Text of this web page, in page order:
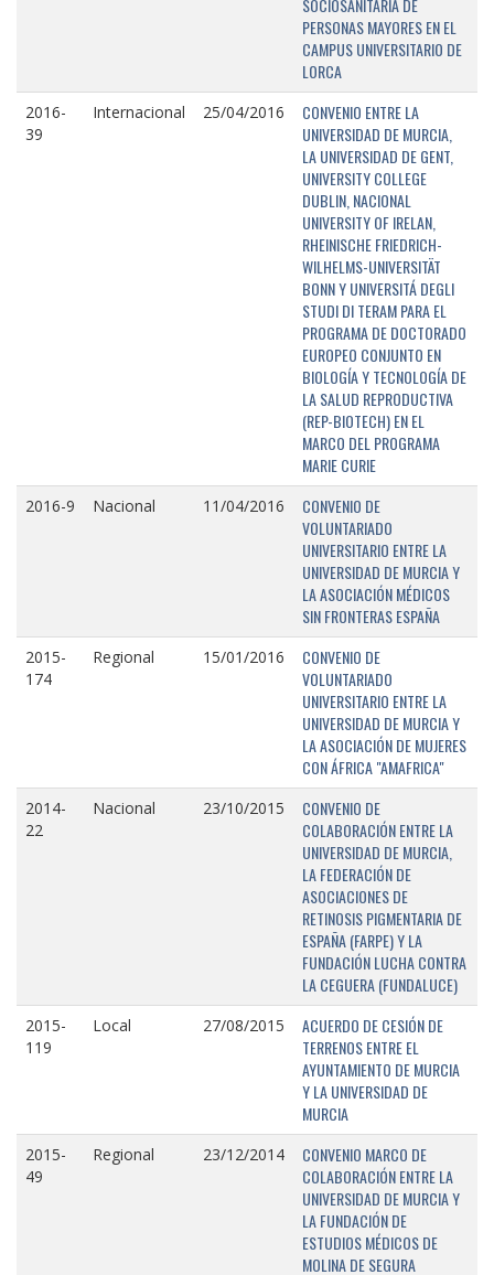
SOCIOSANITARIA DE
PERSONAS MAYORES EN EL
CAMPUS UNIVERSITARIO DE
LORCA
2016-
39
Internacional 25/04/2016
CONVENIO ENTRE LA
UNIVERSIDAD DE MURCIA,
LA UNIVERSIDAD DE GENT,
UNIVERSITY COLLEGE
DUBLIN, NACIONAL
UNIVERSITY OF IRELAN,
RHEINISCHE FRIEDRICH-
WILHELMS-UNIVERSITÄT
BONN Y UNIVERSITÁ DEGLI
STUDI DI TERAM PARA EL
PROGRAMA DE DOCTORADO
EUROPEO CONJUNTO EN
BIOLOGÍA Y TECNOLOGÍA DE
LA SALUD REPRODUCTIVA
(REP-BIOTECH) EN EL
MARCO DEL PROGRAMA
MARIE CURIE
2016-9 Nacional 11/04/2016
CONVENIO DE
VOLUNTARIADO
UNIVERSITARIO ENTRE LA
UNIVERSIDAD DE MURCIA Y
LA ASOCIACIÓN MÉDICOS
SIN FRONTERAS ESPAÑA
2015-
174
Regional 15/01/2016
CONVENIO DE
VOLUNTARIADO
UNIVERSITARIO ENTRE LA
UNIVERSIDAD DE MURCIA Y
LA ASOCIACIÓN DE MUJERES
CON ÁFRICA "AMAFRICA"
2014-
22
Nacional 23/10/2015
CONVENIO DE
COLABORACIÓN ENTRE LA
UNIVERSIDAD DE MURCIA,
LA FEDERACIÓN DE
ASOCIACIONES DE
RETINOSIS PIGMENTARIA DE
ESPAÑA (FARPE) Y LA
FUNDACIÓN LUCHA CONTRA
LA CEGUERA (FUNDALUCE)
2015-
119
Local 27/08/2015
ACUERDO DE CESIÓN DE
TERRENOS ENTRE EL
AYUNTAMIENTO DE MURCIA
Y LA UNIVERSIDAD DE
MURCIA
2015-
49
Regional 23/12/2014
CONVENIO MARCO DE
COLABORACIÓN ENTRE LA
UNIVERSIDAD DE MURCIA Y
LA FUNDACIÓN DE
ESTUDIOS MÉDICOS DE
MOLINA DE SEGURA